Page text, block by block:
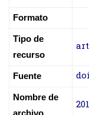
Formato
Tipo de
recurso
Fuente
Nombre de
archivo